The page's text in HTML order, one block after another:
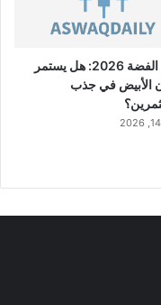
تحليل الفضة 2026: هل يستمر
الأبيض في جذب